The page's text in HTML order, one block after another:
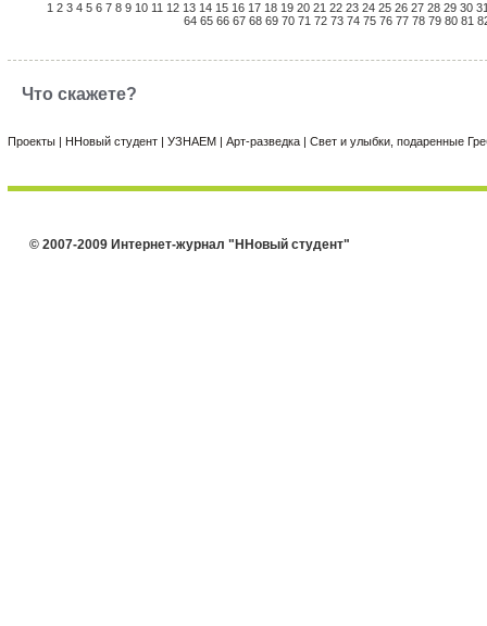
1 2 3 4 5 6 7 8 9 10 11 12 13 14 15 16 17 18 19 20 21 22 23 24 25 26 27 28 29 30
64 65 66 67 68 69 70 71 72 73 74 75 76 77 78 79 80 81
Что скажете?
Проекты | ННовый студент | УЗНАЕМ | Арт-разведка | Свет и улыбки, подаренные
© 2007-2009 Интернет-журнал "ННовый студент"